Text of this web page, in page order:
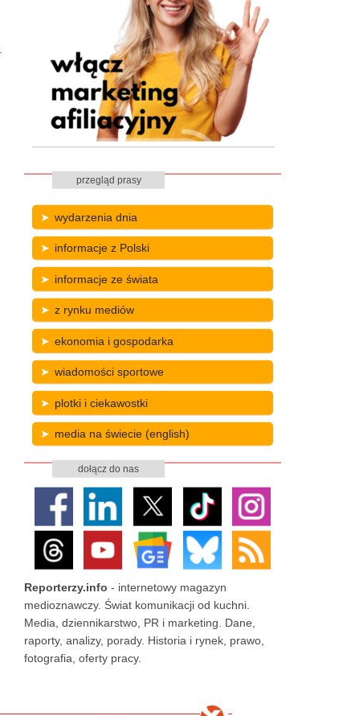
przegląd prasy
wydarzenia dnia
informacje z Polski
informacje ze świata
z rynku mediów
ekonomia i gospodarka
wiadomości sportowe
plotki i ciekawostki
media na świecie (english)
dołącz do nas
Reporterzy.info - internetowy magazyn
medioznawczy. Świat komunikacji od kuchni.
Media, dziennikarstwo, PR i marketing. Dane,
raporty, analizy, porady. Historia i rynek, prawo,
fotografia, oferty pracy.